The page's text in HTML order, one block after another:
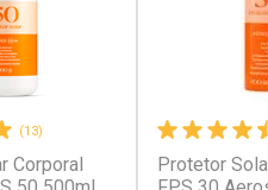
Ativar
(13)
Corporal
Protetor